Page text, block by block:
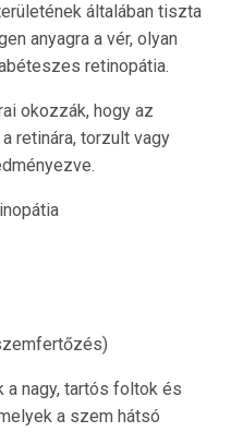
általában tiszta
anyagra a vér, olyan
retinopátia.
okozzák, hogy az
retinára, torzult vagy
a nagy, tartós foltok és
a szem hátsó